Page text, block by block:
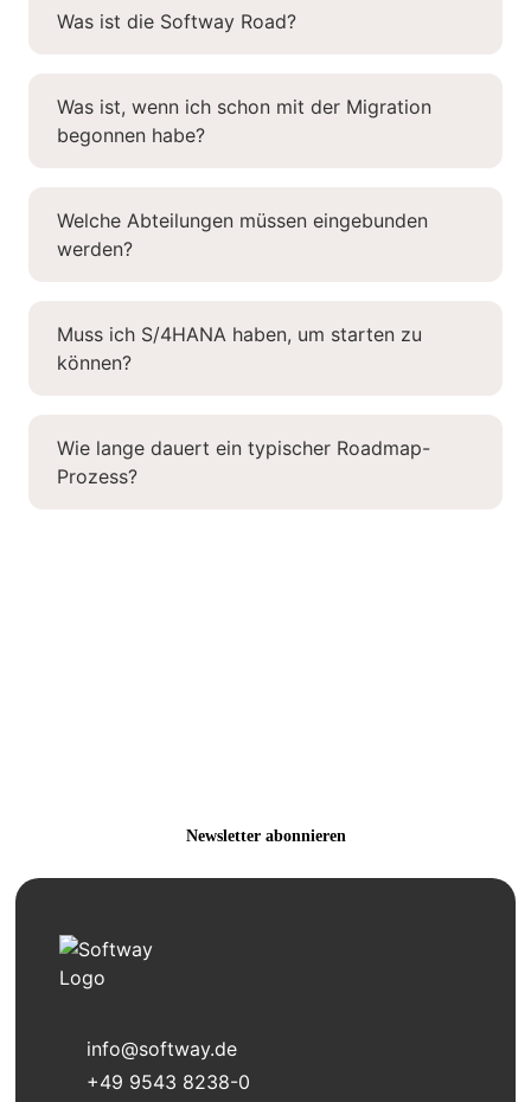
Was ist die Softway Road?
Was ist, wenn ich schon mit der Migration
begonnen habe?
Welche Abteilungen müssen eingebunden
werden?
Muss ich S/4HANA haben, um starten zu
können?
Wie lange dauert ein typischer Roadmap-
Prozess?
Newsletter abonnieren
info@softway.de
+49 9543 8238-0